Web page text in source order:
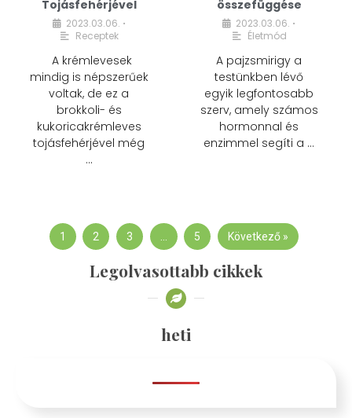
Tojásfehérjével
2023.03.06. •
Receptek
A krémlevesek
mindig is népszerűek
voltak, de ez a
brokkoli- és
kukoricakrémleves
tojásfehérjével még
…
összefüggése
2023.03.06. •
Életmód
A pajzsmirigy a
testünkben lévő
egyik legfontosabb
szerv, amely számos
hormonnal és
enzimmel segíti a …
1 2 3 … 5 Következő »
Legolvasottabb cikkek
heti